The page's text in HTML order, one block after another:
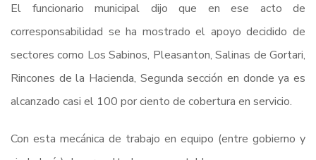
El funcionario municipal dijo que en ese acto de
corresponsabilidad se ha mostrado el apoyo decidido de
sectores como Los Sabinos, Pleasanton, Salinas de Gortari,
Rincones de la Hacienda, Segunda sección en donde ya es
alcanzado casi el 100 por ciento de cobertura en servicio.
Con esta mecánica de trabajo en equipo (entre gobierno y